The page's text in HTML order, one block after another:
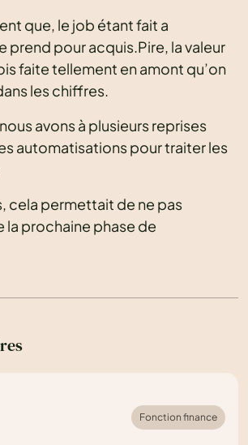
que, le job étant fait a
prend pour acquis.Pire, la valeur
faite tellement en amont qu’on
les chiffres.
avons à plusieurs reprises
automatisations pour traiter les
cela permettait de ne pas
la prochaine phase de
Fonction finance